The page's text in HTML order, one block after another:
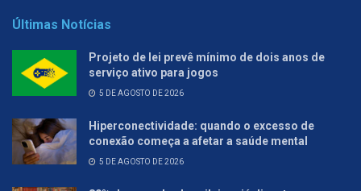
Últimas Notícias
Projeto de lei prevê mínimo de dois anos de
serviço ativo para jogos
5 DE AGOSTO DE 2026
Hiperconectividade: quando o excesso de
conexão começa a afetar a saúde mental
5 DE AGOSTO DE 2026